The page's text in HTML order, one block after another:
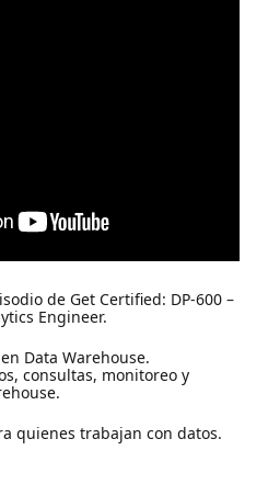
de Get Certified: DP-600 –
Engineer.
Data Warehouse.
consultas, monitoreo y
quienes trabajan con datos.